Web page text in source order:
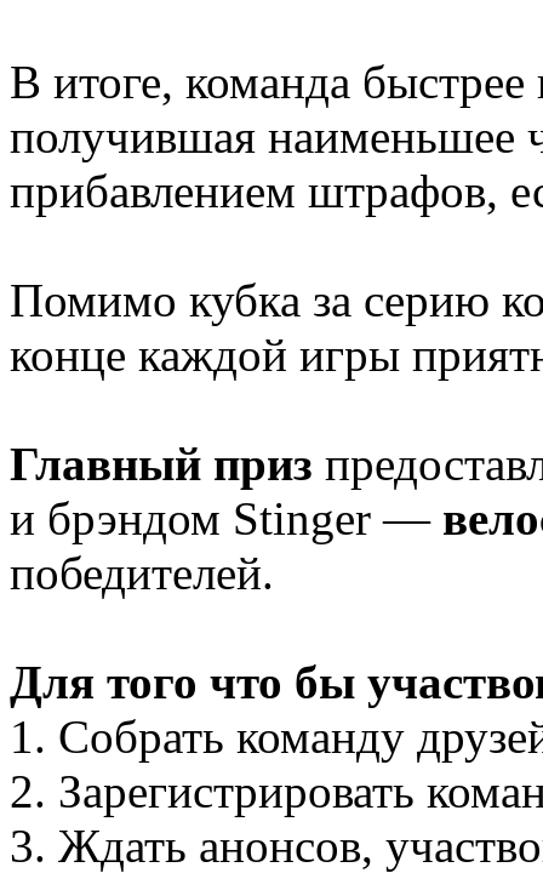
В итоге, команда
получившая наименьшее
прибавлением штрафов,
Помимо кубка за серию
конце каждой игры
Главный приз
и брэндом Stinger —
победителей.
Для того что бы
1. Собрать команду
2. Зарегистрировать
3. Ждать анонсов,